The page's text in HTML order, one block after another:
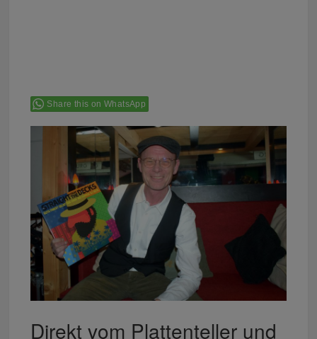
Share this on WhatsApp
Direkt vom Plattenteller und